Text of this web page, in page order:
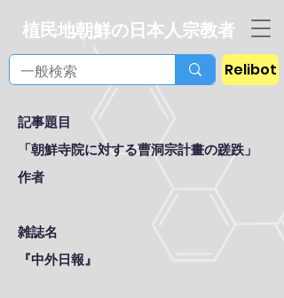
植民地朝鮮の日本人宗教者
Relibot
記事題目
「朝鮮寺院に対する曹洞宗計畫の蹉跌」
作者
雑誌名
『中外日報』